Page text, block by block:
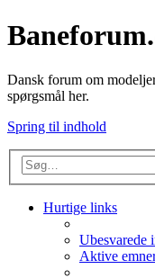
Dansk forum om
spørgsmål her.
Spring til indhold
Hurtige links
Ubesvarede
Aktive